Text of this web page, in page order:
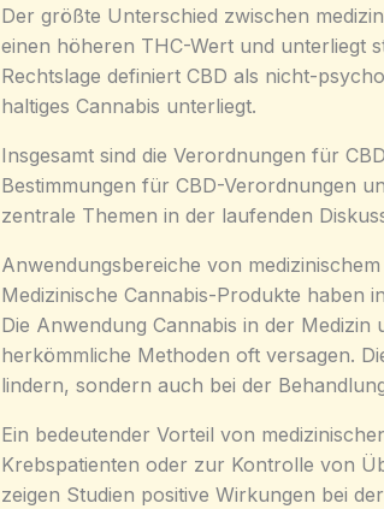
Der größte Unterschied zwischen
einen höheren THC-Wert und unterliegt
Rechtslage definiert CBD als nicht-
haltiges Cannabis unterliegt.
Insgesamt sind die Verordnungen für
Bestimmungen für CBD-Verordnungen
zentrale Themen in der laufenden
Anwendungsbereiche von medizinischem
Medizinische Cannabis-Produkte haben
Die Anwendung Cannabis in der
herkömmliche Methoden oft versagen.
lindern, sondern auch bei der
Ein bedeutender Vorteil von
Krebspatienten oder zur Kontrolle von
zeigen Studien positive Wirkungen bei